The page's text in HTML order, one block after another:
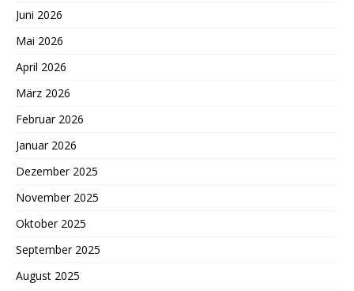
Juni 2026
Mai 2026
April 2026
März 2026
Februar 2026
Januar 2026
Dezember 2025
November 2025
Oktober 2025
September 2025
August 2025